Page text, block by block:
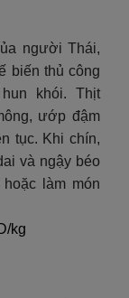
người Thái,
biến thủ công
khói. Thịt
ướp đậm
tục. Khi chín,
và ngậy béo
làm món
kg